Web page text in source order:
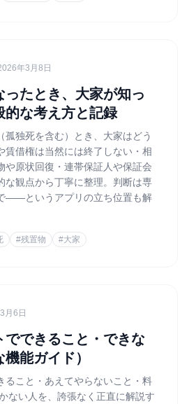
年3月8日
ったとき、大家が知っ
的な考え方と記録
孤独死を含む）とき、大家はどう
賃借権は当然には終了しない・相
や原状回復・連帯保証人や保証会
な観点から丁寧に整理。判断は専
——というアプリの立ち位置も解
#残置物 #大家
月6日
でできること・できな
能ガイド）
ること・あえてやらないこと・料
ない人を、誇張なく正直に解説す